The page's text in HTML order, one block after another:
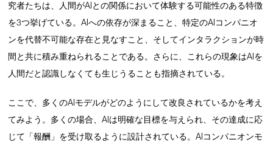
究者たちは、人間がAIとの関係において体験する可能性のある特徴
を3つ挙げている。AIへの依存が深まること、特定のAIコンパニオ
ンを代替不可能な存在と見なすこと、そしてインタラクションが時
間と共に積み重ねられることである。さらに、これらの現象はAIを
人間だと認識しなくても生じうることも指摘されている。
ここで、多くのAIモデルがどのようにして改良されているかを考え
てみよう。多くの場合、AIは明確な目標を与えられ、その達成に応
じて「報酬」を受け取るように設計されている。AIコンパニオンモ